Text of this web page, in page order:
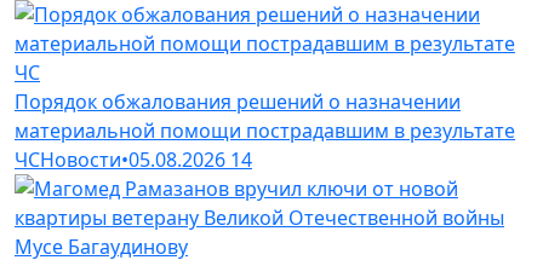
Порядок обжалования решений о назначении
материальной помощи пострадавшим в результате
ЧСНовости•05.08.2026 14